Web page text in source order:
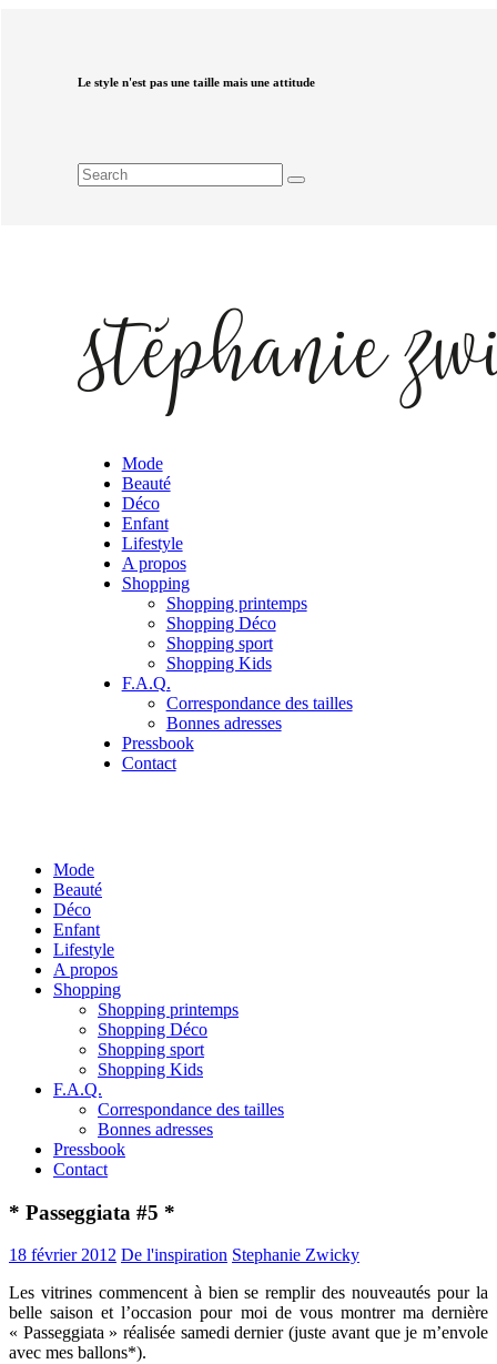
Le style n'est pas une taille mais une attitude
Mode
Beauté
Déco
Enfant
Lifestyle
A propos
Shopping
Shopping printemps
Shopping Déco
Shopping sport
Shopping Kids
F.A.Q.
Correspondance des tailles
Bonnes adresses
Pressbook
Contact
Mode
Beauté
Déco
Enfant
Lifestyle
A propos
Shopping
Shopping printemps
Shopping Déco
Shopping sport
Shopping Kids
F.A.Q.
Correspondance des tailles
Bonnes adresses
Pressbook
Contact
* Passeggiata #5 *
18 février 2012 De l'inspiration Stephanie Zwicky
Les vitrines commencent à bien se remplir des nouveautés pour la
belle saison et l’occasion pour moi de vous montrer ma dernière
« Passeggiata » réalisée samedi dernier (juste avant que je m’envole
avec mes ballons*).